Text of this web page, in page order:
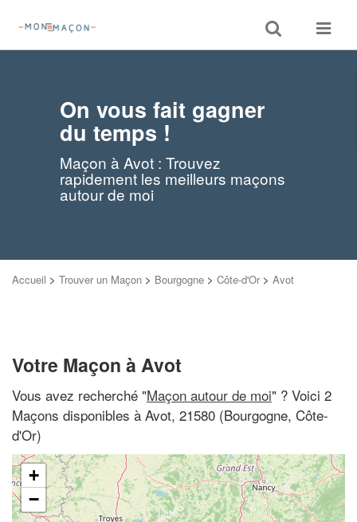
Toggle
search
Toggle
On vous fait gagner
du temps !
Maçon à Avot : Trouvez
rapidement les meilleurs maçons
autour de moi
Accueil > Trouver un Maçon > Bourgogne > Côte-d'Or > Avot
Votre Maçon à Avot
Vous avez recherché "Maçon autour de moi" ? Voici 2
Maçons disponibles à Avot, 21580 (Bourgogne, Côte-
d'Or)
+
−